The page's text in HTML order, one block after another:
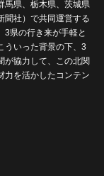
馬県、栃木県、茨城県
聞社）で共同運営する
3県の行き来が手軽と
ういった背景の下、3
が協力して、この北関
力を活かしたコンテン